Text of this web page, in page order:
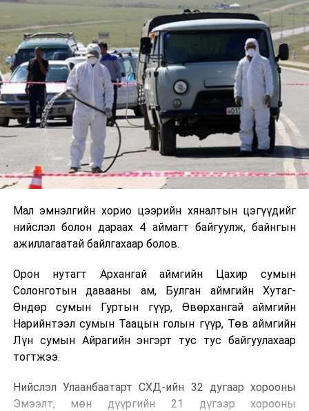
Мал эмнэлгийн хорио цээрийн хяналтын цэгүүдийг
нийслэл болон дараах 4 аймагт байгуулж, байнгын
ажиллагаатай байлгахаар болов.
Орон нутагт Архангай аймгийн Цахир сумын
Солонготын давааны ам, Булган аймгийн Хутаг-
Өндөр сумын Гуртын гүүр, Өвөрхангай аймгийн
Нарийнтээл сумын Таацын голын гүүр, Төв аймгийн
Лүн сумын Айрагийн энгэрт тус тус байгуулахаар
тогтжээ.
Нийслэл Улаанбаатарт СХД-ийн 32 дугаар хорооны
Эмээлт, мөн дүүргийн 21 дүгээр хорооны